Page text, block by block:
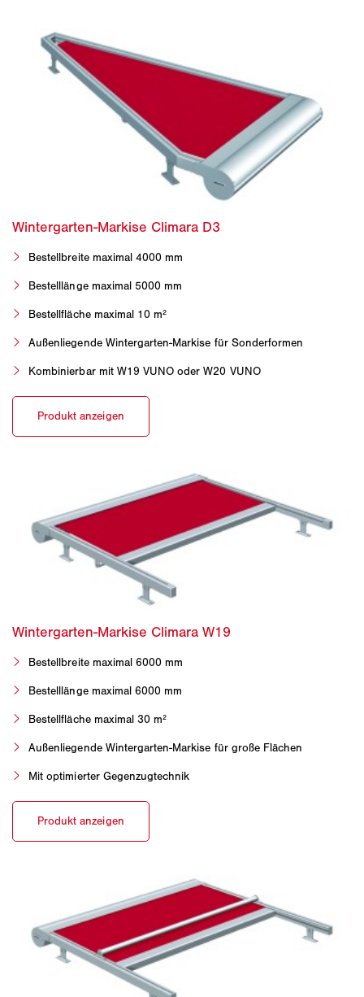
Bestellbreite maximal 4000 mm
Bestelllänge maximal 5000 mm
Bestellfläche maximal 10 m²
Außenliegende Wintergarten-Markise für Sonderformen
Kombinierbar mit W19 VUNO oder W20 VUNO
Bestellbreite maximal 6000 mm
Bestelllänge maximal 6000 mm
Bestellfläche maximal 30 m²
Außenliegende Wintergarten-Markise für große Flächen
Mit optimierter Gegenzugtechnik